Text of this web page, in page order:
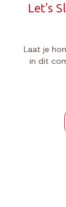
Let's
Laat je
in dit